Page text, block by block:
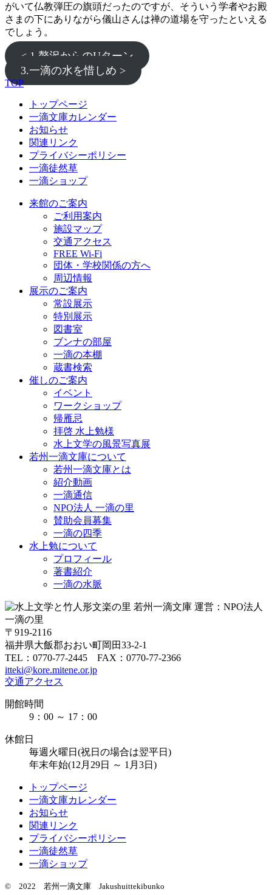
がいて仏教弾圧の旗頭だったのですが、そういう学者やお殿
さまの下にありながら儀山さんは禅の道場を守ったといえる
でしょう。
< 1.贅沢からのUターン
3.一滴の水を惜しめ >
TOP
トップページ
一滴文庫カレンダー
お知らせ
関連リンク
プライバシーポリシー
一滴徒然草
一滴ショップ
来館のご案内
ご利用案内
施設マップ
交通アクセス
FREE Wi-Fi
団体・学校関係の方へ
周辺情報
展示のご案内
常設展示
特別展示
図書室
ブンナの部屋
一滴の本棚
蔵書検索
催しのご案内
イベント
ワークショップ
帰雁忌
拝啓 水上勉様
水上文学の風景写真展
若州一滴文庫について
若州一滴文庫とは
紹介動画
一滴通信
NPO法人 一滴の里
賛助会員募集
一滴の四季
水上勉について
プロフィール
著書紹介
一滴の水脈
〒919-2116
福井県大飯郡おおい町岡田33-2-1
TEL：0770-77-2445 FAX：0770-77-2366
itteki@kore.mitene.or.jp
交通アクセス
開館時間
9：00 ～ 17：00
休館日
毎週火曜日(祝日の場合は翌平日)
年末年始(12月29日 ～ 1月3日)
トップページ
一滴文庫カレンダー
お知らせ
関連リンク
プライバシーポリシー
一滴徒然草
一滴ショップ
© 2022 若州一滴文庫 Jakushuittekibunko